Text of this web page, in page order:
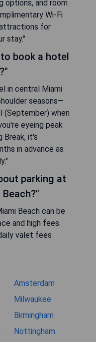
options, and room
Wi-Fi
for
stay."
book a hotel
in central Miami
seasons—
(September) when
eyeing peak
Break, it's
in advance as
parking at
Beach can be
and high fees.
valet fees
Amsterdam
Milwaukee
Birmingham
Nottingham